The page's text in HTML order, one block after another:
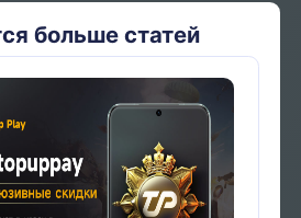
больше статей